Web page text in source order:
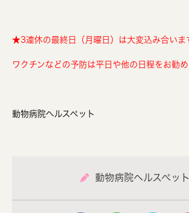
★3連休の最終日（月曜日）は大変込み合いま
ワクチンなどの予防は平日や他の日程をお勧め
動物病院ヘルスペット
動物病院ヘルスペット